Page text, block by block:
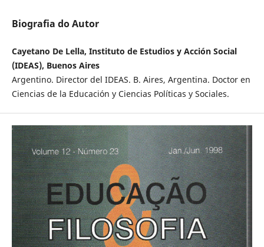
Biografia do Autor
Cayetano De Lella, Instituto de Estudios y Acción Social
(IDEAS), Buenos Aires
Argentino. Director del IDEAS. B. Aires, Argentina. Doctor en
Ciencias de la Educación y Ciencias Políticas y Sociales.